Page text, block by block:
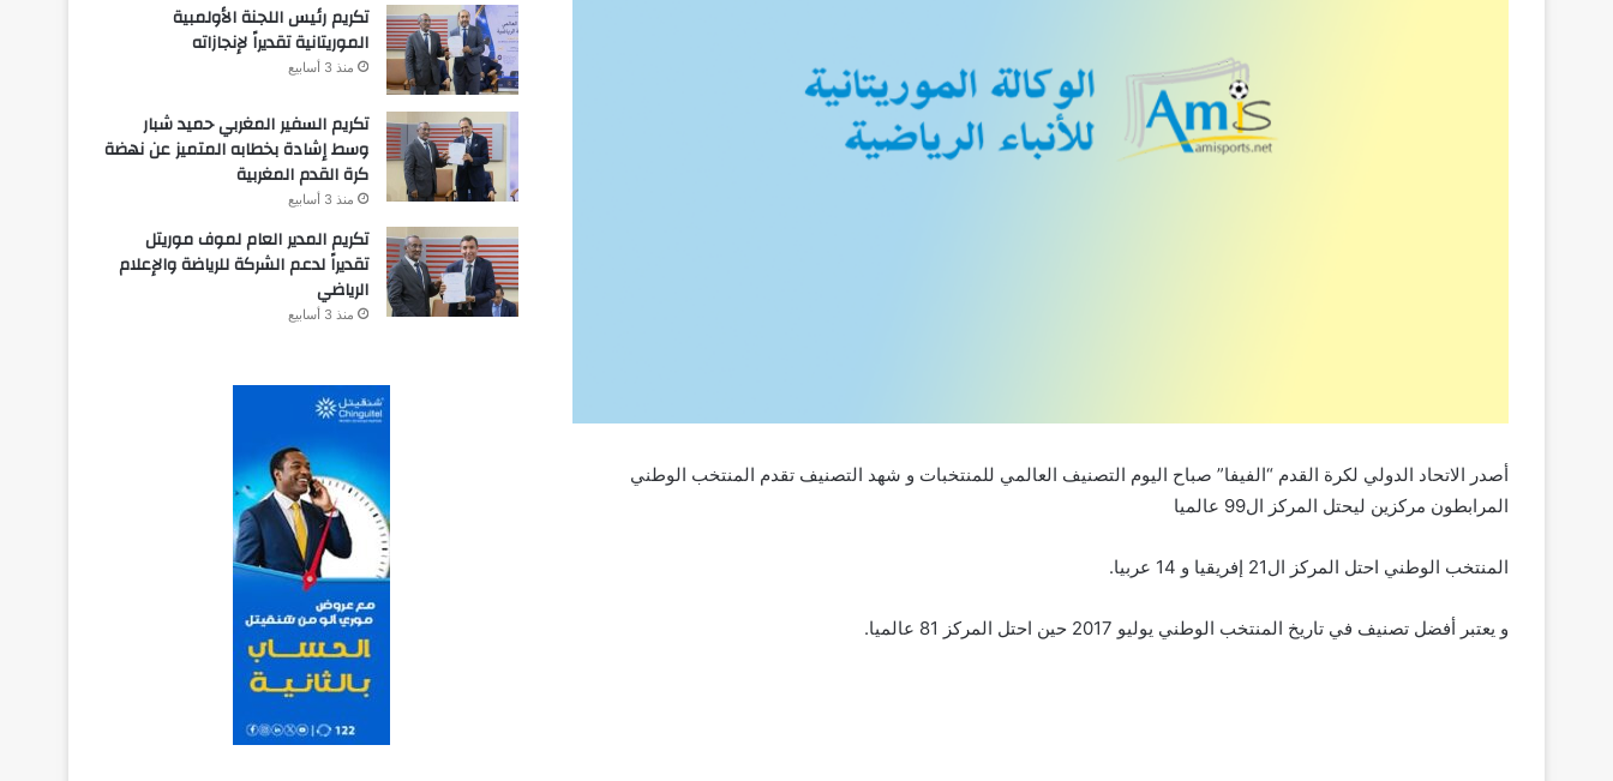
أصدر الاتحاد الدولي لكرة القدم “الفيفا” صباح اليوم التصنيف العالمي للمنتخبات و شهد التصنيف تقدم المنتخب الوطني
المرابطون مركزين ليحتل المركز ال99 عالميا
المنتخب الوطني احتل المركز ال21 إفريقيا و 14 عربيا.
و يعتبر أفضل تصنيف في تاريخ المنتخب الوطني يوليو 2017 حين احتل المركز 81 عالميا.
تكريم رئيس اللجنة الأولمبية
الموريتانية تقديراً لإنجازاته
منذ 3 أسابيع
تكريم السفير المغربي حميد شبار
وسط إشادة بخطابه المتميز عن نهضة
كرة القدم المغربية
منذ 3 أسابيع
تكريم المدير العام لموف موريتل
تقديراً لدعم الشركة للرياضة والإعلام
الرياضي
منذ 3 أسابيع